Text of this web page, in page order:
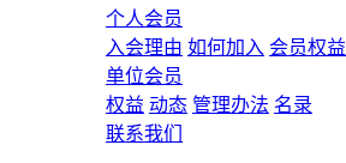
个人会员
入会理由 如何加入 会员权益
单位会员
权益 动态 管理办法 名录
联系我们